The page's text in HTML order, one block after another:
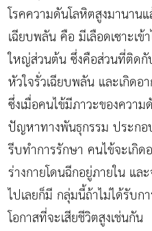
โรคความดันโลหิตสูงมานาน
เฉียบพลัน คือ มีเลือดเซาะเข้
ใหญ่ส่วนต้น ซึ่งคือส่วนที่ติดกั
หัวใจรั่วเฉียบพลัน และเกิดอ
ซึ่งเมื่อคนไข้มีภาวะของควา
ปัญหาทางพันธุกรรม ประก
รีบทำการรักษา คนไข้จะเกิด
ร่างกายโดนฉีกอยู่ภายใน แล
ไปเลยก็มี กลุ่มนี้ถ้าไม่ได้รับก
โอกาสที่จะเสียชีวิตสูงเช่นกัน